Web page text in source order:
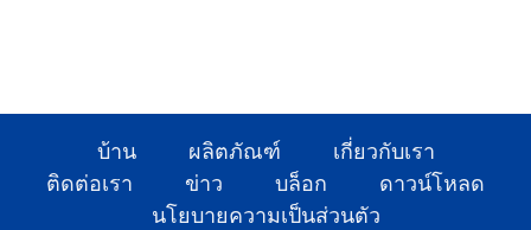
บ้าน ผลิตภัณฑ์
เกี่ยวกับเรา
ติดต่อเรา
ข่าว บล็อก
ดาวน์โหลด
นโยบายความเป็นส่วนตัว